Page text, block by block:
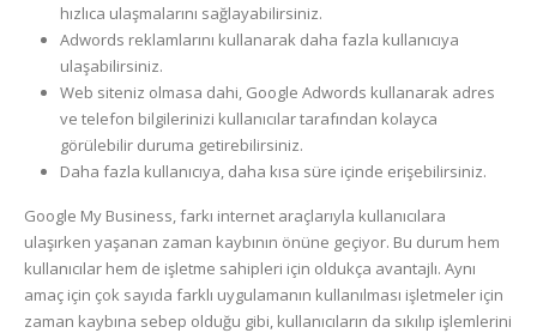
hızlıca ulaşmalarını sağlayabilirsiniz.
Adwords reklamlarını kullanarak daha fazla kullanıcıya
ulaşabilirsiniz.
Web siteniz olmasa dahi, Google Adwords kullanarak adres
ve telefon bilgilerinizi kullanıcılar tarafından kolayca
görülebilir duruma getirebilirsiniz.
Daha fazla kullanıcıya, daha kısa süre içinde erişebilirsiniz.
Google My Business, farkı internet araçlarıyla kullanıcılara
ulaşırken yaşanan zaman kaybının önüne geçiyor. Bu durum hem
kullanıcılar hem de işletme sahipleri için oldukça avantajlı. Aynı
amaç için çok sayıda farklı uygulamanın kullanılması işletmeler için
zaman kaybına sebep olduğu gibi, kullanıcıların da sıkılıp işlemlerini